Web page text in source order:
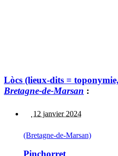
Lòcs (lieux-dits =
Bretagne-de-Marsan :
12 janvier 2024
(Bretagne-de-Marsan)
Pinchorret